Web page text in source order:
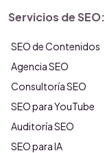
Servicios de SEO:
SEO de Contenidos
Agencia SEO
Consultoría SEO
SEO para YouTube
Auditoría SEO
SEO para IA